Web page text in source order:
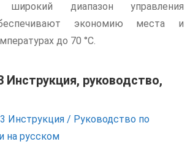
широкий диапазон управления
экономию места и
до 70 °C.
Инструкция, руководство,
Инструкция / Руководство по
на русском